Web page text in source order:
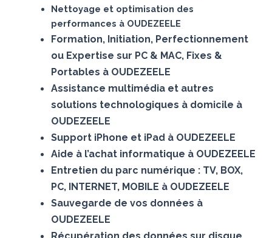
Nettoyage et optimisation des
performances à OUDEZEELE
Formation, Initiation, Perfectionnement
ou Expertise sur PC & MAC, Fixes &
Portables à OUDEZEELE
Assistance multimédia et autres
solutions technologiques à domicile à
OUDEZEELE
Support iPhone et iPad à OUDEZEELE
Aide à l’achat informatique à OUDEZEELE
Entretien du parc numérique : TV, BOX,
PC, INTERNET, MOBILE à OUDEZEELE
Sauvegarde de vos données à
OUDEZEELE
Récupération des données sur disque